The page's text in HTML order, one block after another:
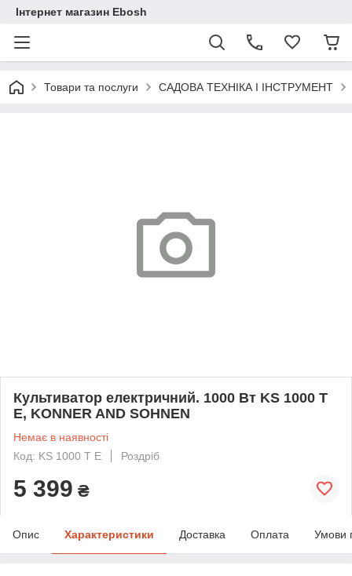
Інтернет магазин Ebosh
Товари та послуги САДОВА ТЕХНІКА І ІНСТРУМЕНТ
Культиватор електричний. 1000 Вт KS 1000 T
E, KONNER AND SOHNEN
Немає в наявності
Код: KS 1000 T E
Роздріб
5 399 ₴
Опис Характеристики Доставка Оплата Умови